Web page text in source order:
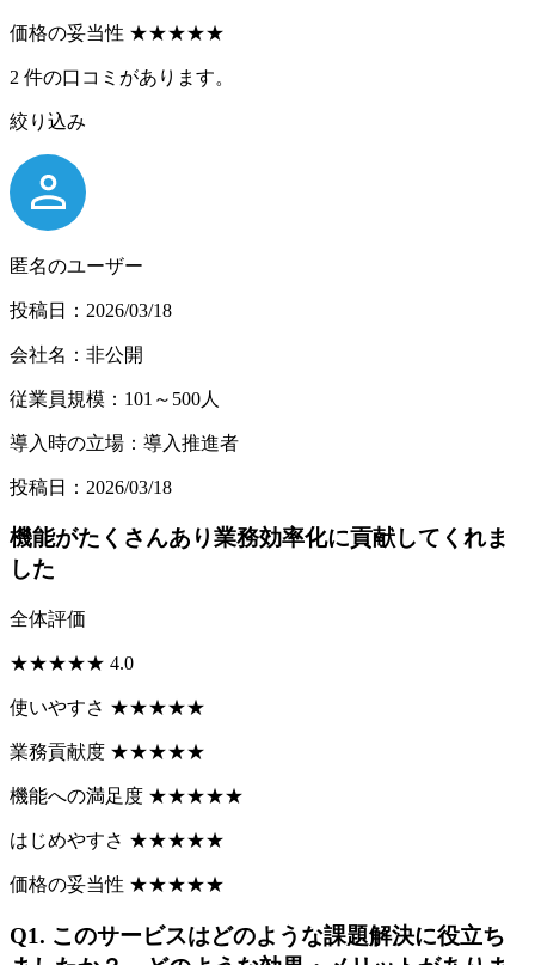
価格の妥当性 ★★★★★
2 件の口コミがあります。
絞り込み
匿名のユーザー
投稿日：2026/03/18
会社名：非公開
従業員規模：101～500人
導入時の立場：導入推進者
投稿日：2026/03/18
機能がたくさんあり業務効率化に貢献してくれま
した
全体評価
★★★★★ 4.0
使いやすさ ★★★★★
業務貢献度 ★★★★★
機能への満足度 ★★★★★
はじめやすさ ★★★★★
価格の妥当性 ★★★★★
Q1. このサービスはどのような課題解決に役立ち